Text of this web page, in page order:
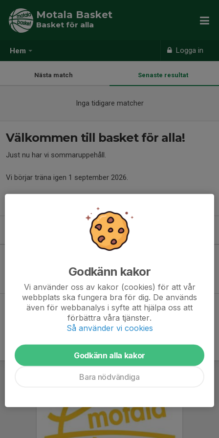
Hem Logga in
Motala Basket
Basket för alla
Nästa match Senaste resultat
Inga tidigare matcher
Välkommen till basket för alla!
Just nu har vi sommaruppehåll.
Vi börjar träna igen 1 september 2026.
Kommande aktiviteter
Inga aktiviteter inbokade
Hela kalendern
Godkänn kakor
Vi använder oss av kakor (cookies) för att vår
webbplats ska fungera bra för dig. De används
även för webbanalys i syfte att hjälpa oss att
förbättra våra tjänster.
Så använder vi cookies
Godkänn alla kakor
Bara nödvändiga